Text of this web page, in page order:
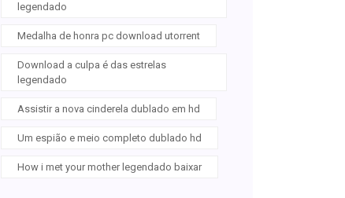
legendado
Medalha de honra pc download utorrent
Download a culpa é das estrelas
legendado
Assistir a nova cinderela dublado em hd
Um espião e meio completo dublado hd
How i met your mother legendado baixar